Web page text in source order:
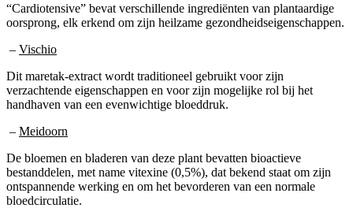
“Cardiotensive” bevat verschillende ingrediënten van plantaardige
oorsprong, elk erkend om zijn heilzame gezondheidseigenschappen.
– Vischio
Dit maretak-extract wordt traditioneel gebruikt voor zijn
verzachtende eigenschappen en voor zijn mogelijke rol bij het
handhaven van een evenwichtige bloeddruk.
– Meidoorn
De bloemen en bladeren van deze plant bevatten bioactieve
bestanddelen, met name vitexine (0,5%), dat bekend staat om zijn
ontspannende werking en om het bevorderen van een normale
bloedcirculatie.